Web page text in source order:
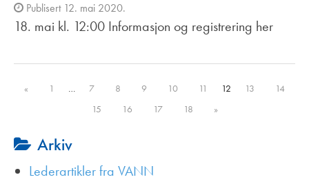
Publisert 12. mai 2020.
18. mai kl. 12:00 Informasjon og registrering her
« 1 … 7 8 9 10 11 12 13
14
15
16 17 18 »
Arkiv
Lederartikler fra VANN